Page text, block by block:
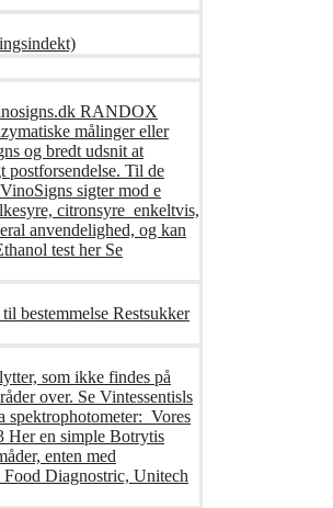
RANDOX
målinger eller
og bredt udsnit at
postforsendelse. Til de
sigter mod e
citronsyre enkeltvis,
anvendelighed, og kan
test her Se
bestemmelse Restsukker
som ikke findes på
over. Se Vintessentisls
spektrophotometer: Vores
Her en simple Botrytis
enten med
Diagnostric, Unitech